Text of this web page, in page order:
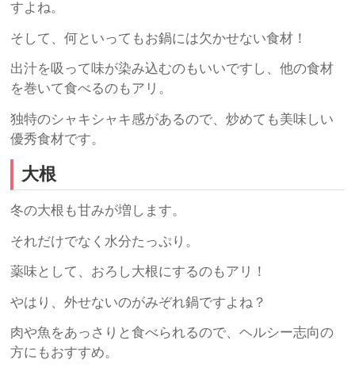
すよね。
そして、何といってもお鍋には欠かせない食材！
出汁を吸って味が染み込むのもいいですし、他の食材
を巻いて食べるのもアリ。
独特のシャキシャキ感があるので、炒めても美味しい
優秀食材です。
大根
冬の大根も甘みが増します。
それだけでなく水分たっぷり。
薬味として、おろし大根にするのもアリ！
やはり、外せないのがみぞれ鍋ですよね？
肉や魚をあっさりと食べられるので、ヘルシー志向の
方にもおすすめ。